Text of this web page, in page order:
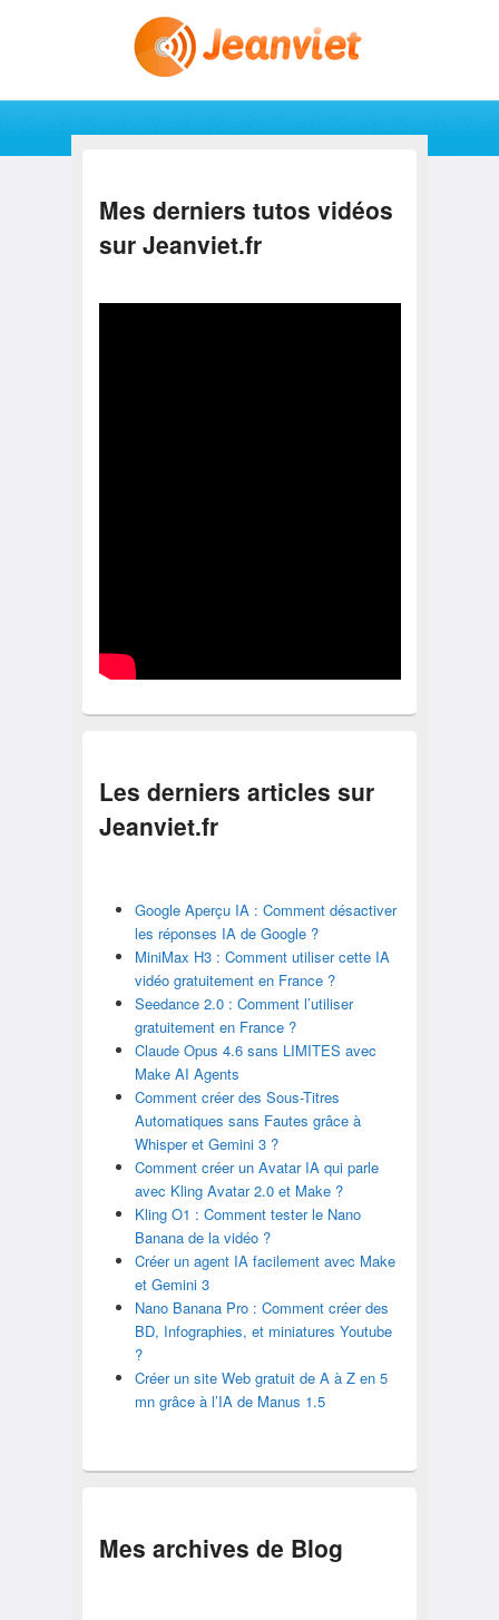
Aller au contenu principal
Aller au contenu secondaire
Mes derniers tutos vidéos
sur Jeanviet.fr
Les derniers articles sur
Jeanviet.fr
Google Aperçu IA : Comment désactiver
les réponses IA de Google ?
MiniMax H3 : Comment utiliser cette IA
vidéo gratuitement en France ?
Seedance 2.0 : Comment l’utiliser
gratuitement en France ?
Claude Opus 4.6 sans LIMITES avec
Make AI Agents
Comment créer des Sous-Titres
Automatiques sans Fautes grâce à
Whisper et Gemini 3 ?
Comment créer un Avatar IA qui parle
avec Kling Avatar 2.0 et Make ?
Kling O1 : Comment tester le Nano
Banana de la vidéo ?
Créer un agent IA facilement avec Make
et Gemini 3
Nano Banana Pro : Comment créer des
BD, Infographies, et miniatures Youtube
?
Créer un site Web gratuit de A à Z en 5
mn grâce à l’IA de Manus 1.5
Mes archives de Blog